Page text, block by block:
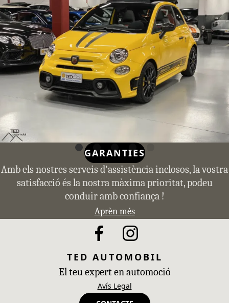
GARANTIES
Amb els nostres serveis d'assistència inclosos, la vostra
satisfacció és la nostra màxima prioritat, podeu
conduir amb confiança !
Aprèn més
TED AUTOMOBIL
El teu expert en automoció
Avís Legal